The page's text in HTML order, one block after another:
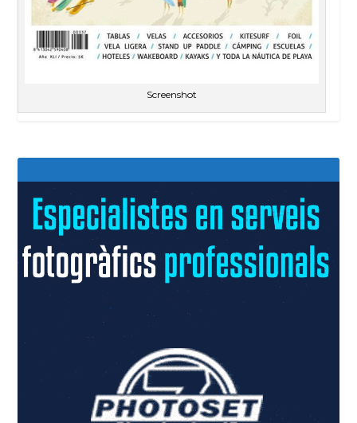
Screenshot